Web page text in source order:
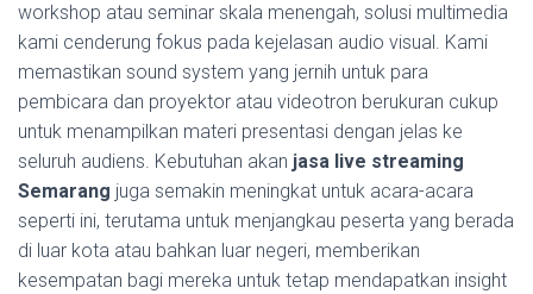
workshop atau seminar skala menengah, solusi multimedia
kami cenderung fokus pada kejelasan audio visual. Kami
memastikan sound system yang jernih untuk para
pembicara dan proyektor atau videotron berukuran cukup
untuk menampilkan materi presentasi dengan jelas ke
seluruh audiens. Kebutuhan akan jasa live streaming
Semarang juga semakin meningkat untuk acara-acara
seperti ini, terutama untuk menjangkau peserta yang berada
di luar kota atau bahkan luar negeri, memberikan
kesempatan bagi mereka untuk tetap mendapatkan insight